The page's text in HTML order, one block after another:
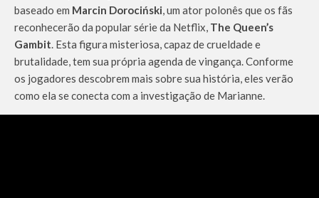
baseado em Marcin Dorociński, um ator polonês que os fãs
reconhecerão da popular série da Netflix, The Queen’s
Gambit. Esta figura misteriosa, capaz de crueldade e
brutalidade, tem sua própria agenda de vingança. Conforme
os jogadores descobrem mais sobre sua história, eles verão
como ela se conecta com a investigação de Marianne.